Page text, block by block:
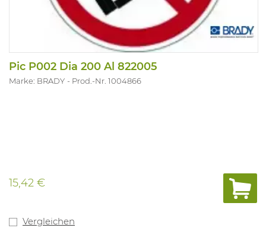
Pic P002 Dia 200 Al 822005
Marke: BRADY Prod.-Nr. 1004866
15,42 €
Vergleichen